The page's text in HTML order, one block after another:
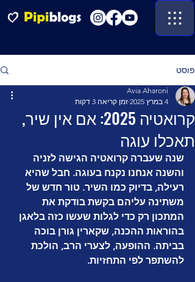
פוסט
קרואטיה 2025: אם אין שיר,
תאכלו עוגה
Avia Aharoni
4 במרץ 2025
זמן קריאה 3 דקות
שנה שעברה קרואטיה הגישה לזניה
והשנה אנחנו נקנח בעוגה. חבל שהיא
רעילה, בדיוק כמו השיר. טור חדש של
משתינה עליהם בקשת בודקת את
המתכון רק כדי לגלות שעשו כזה בלאגן
בהוראות ההכנה, שקארין גורן בוכה
בביתה. ההופעה, לצערי הרב, הולכת
להשתפר לפי התחזיות.